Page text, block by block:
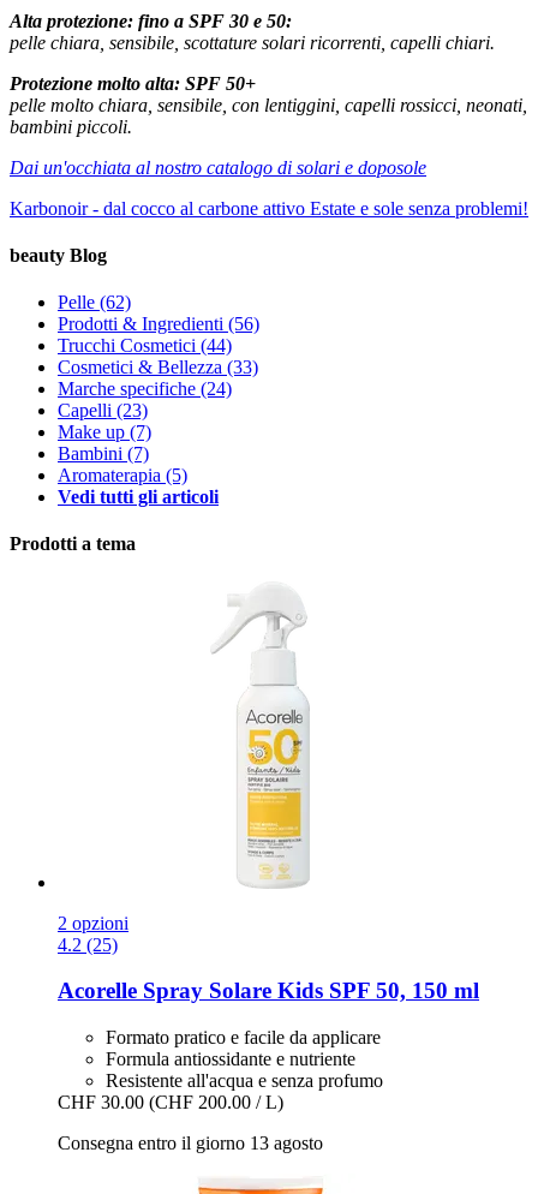
Alta protezione: fino a SPF 30 e 50:
pelle chiara, sensibile, scottature solari ricorrenti, capelli chiari.
Protezione molto alta: SPF 50+
pelle molto chiara, sensibile, con lentiggini, capelli rossicci, neonati,
bambini piccoli.
Dai un'occhiata al nostro catalogo di solari e doposole
Karbonoir - dal cocco al carbone attivo Estate e sole senza problemi!
beauty Blog
Pelle (62)
Prodotti & Ingredienti (56)
Trucchi Cosmetici (44)
Cosmetici & Bellezza (33)
Marche specifiche (24)
Capelli (23)
Make up (7)
Bambini (7)
Aromaterapia (5)
Vedi tutti gli articoli
Prodotti a tema
2 opzioni
4.2 (25)
Acorelle Spray Solare Kids SPF 50, 150 ml
Formato pratico e facile da applicare
Formula antiossidante e nutriente
Resistente all'acqua e senza profumo
CHF 30.00 (CHF 200.00 / L)
Consegna entro il giorno 13 agosto